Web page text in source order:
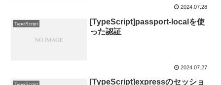
2024.07.28
TypeScript
[TypeScript]passport-localを使
った認証
2024.07.27
[TypeScript]expressのセッショ